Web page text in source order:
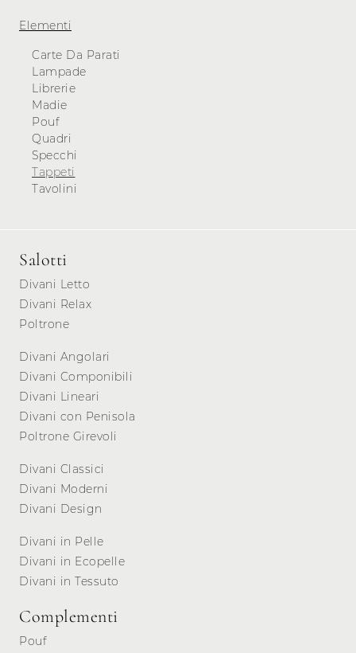
Elementi
Carte Da Parati
Lampade
Librerie
Madie
Pouf
Quadri
Specchi
Tappeti
Tavolini
Salotti
Divani Letto
Divani Relax
Poltrone
Divani Angolari
Divani Componibili
Divani Lineari
Divani con Penisola
Poltrone Girevoli
Divani Classici
Divani Moderni
Divani Design
Divani in Pelle
Divani in Ecopelle
Divani in Tessuto
Complementi
Pouf